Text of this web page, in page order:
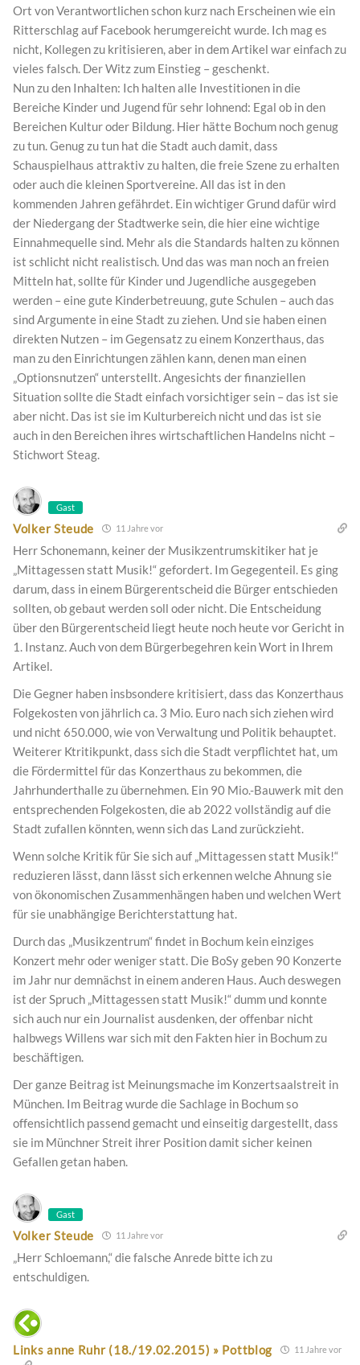
Ort von Verantwortlichen schon kurz nach Erscheinen wie ein
Ritterschlag auf Facebook herumgereicht wurde. Ich mag es
nicht, Kollegen zu kritisieren, aber in dem Artikel war einfach zu
vieles falsch. Der Witz zum Einstieg – geschenkt.
Nun zu den Inhalten: Ich halten alle Investitionen in die
Bereiche Kinder und Jugend für sehr lohnend: Egal ob in den
Bereichen Kultur oder Bildung. Hier hätte Bochum noch genug
zu tun. Genug zu tun hat die Stadt auch damit, dass
Schauspielhaus attraktiv zu halten, die freie Szene zu erhalten
oder auch die kleinen Sportvereine. All das ist in den
kommenden Jahren gefährdet. Ein wichtiger Grund dafür wird
der Niedergang der Stadtwerke sein, die hier eine wichtige
Einnahmequelle sind. Mehr als die Standards halten zu können
ist schlicht nicht realistisch. Und das was man noch an freien
Mitteln hat, sollte für Kinder und Jugendliche ausgegeben
werden – eine gute Kinderbetreuung, gute Schulen – auch das
sind Argumente in eine Stadt zu ziehen. Und sie haben einen
direkten Nutzen – im Gegensatz zu einem Konzerthaus, das
man zu den Einrichtungen zählen kann, denen man einen
„Optionsnutzen“ unterstellt. Angesichts der finanziellen
Situation sollte die Stadt einfach vorsichtiger sein – das ist sie
aber nicht. Das ist sie im Kulturbereich nicht und das ist sie
auch in den Bereichen ihres wirtschaftlichen Handelns nicht –
Stichwort Steag.
Gast
Volker Steude 11 Jahre vor
Herr Schonemann, keiner der Musikzentrumskitiker hat je
„Mittagessen statt Musik!“ gefordert. Im Gegegenteil. Es ging
darum, dass in einem Bürgerentscheid die Bürger entschieden
sollten, ob gebaut werden soll oder nicht. Die Entscheidung
über den Bürgerentscheid liegt heute noch heute vor Gericht in
1. Instanz. Auch von dem Bürgerbegehren kein Wort in Ihrem
Artikel.
Die Gegner haben insbsondere kritisiert, dass das Konzerthaus
Folgekosten von jährlich ca. 3 Mio. Euro nach sich ziehen wird
und nicht 650.000, wie von Verwaltung und Politik behauptet.
Weiterer Ktritikpunkt, dass sich die Stadt verpflichtet hat, um
die Fördermittel für das Konzerthaus zu bekommen, die
Jahrhunderthalle zu übernehmen. Ein 90 Mio.-Bauwerk mit den
entsprechenden Folgekosten, die ab 2022 vollständig auf die
Stadt zufallen könnten, wenn sich das Land zurückzieht.
Wenn solche Kritik für Sie sich auf „Mittagessen statt Musik!“
reduzieren lässt, dann lässt sich erkennen welche Ahnung sie
von ökonomischen Zusammenhängen haben und welchen Wert
für sie unabhängige Berichterstattung hat.
Durch das „Musikzentrum“ findet in Bochum kein einziges
Konzert mehr oder weniger statt. Die BoSy geben 90 Konzerte
im Jahr nur demnächst in einem anderen Haus. Auch deswegen
ist der Spruch „Mittagessen statt Musik!“ dumm und konnte
sich auch nur ein Journalist ausdenken, der offenbar nicht
halbwegs Willens war sich mit den Fakten hier in Bochum zu
beschäftigen.
Der ganze Beitrag ist Meinungsmache im Konzertsaalstreit in
München. Im Beitrag wurde die Sachlage in Bochum so
offensichtlich passend gemacht und einseitig dargestellt, dass
sie im Münchner Streit ihrer Position damit sicher keinen
Gefallen getan haben.
Gast
Volker Steude 11 Jahre vor
„Herr Schloemann,“ die falsche Anrede bitte ich zu
entschuldigen.
Links anne Ruhr (18./19.02.2015) » Pottblog 11 Jahre vor